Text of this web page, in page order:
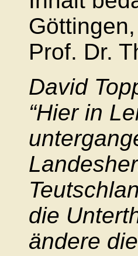
Prof. Dr.
David
“Hier in
die
ändere